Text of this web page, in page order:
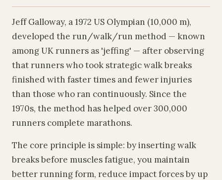
Jeff Galloway, a 1972 US Olympian (10,000 m),
developed the run/walk/run method — known
among UK runners as 'jeffing' — after observing
that runners who took strategic walk breaks
finished with faster times and fewer injuries
than those who ran continuously. Since the
1970s, the method has helped over 300,000
runners complete marathons.
The core principle is simple: by inserting walk
breaks before muscles fatigue, you maintain
better running form, reduce impact forces by up